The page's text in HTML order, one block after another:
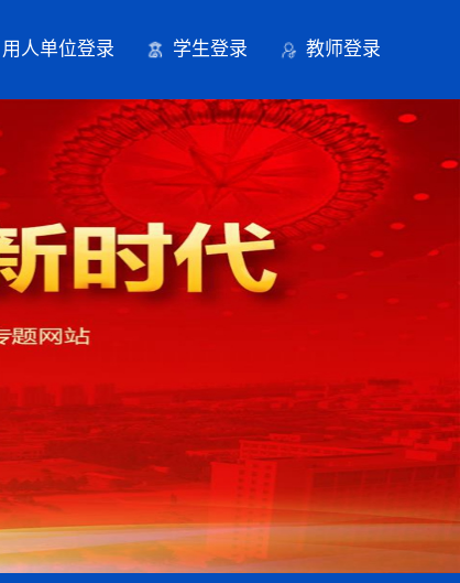
用人单位登录 学生登录 教师登录